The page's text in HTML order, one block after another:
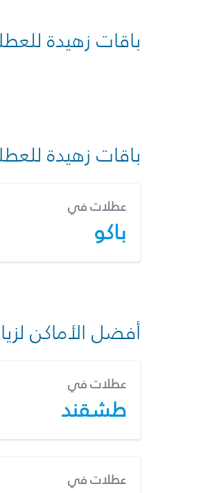
باقات زهيدة
باقات زهيدة
عطلات في
باكو
أفضل الأماكن
عطلات في
طشقند
عطلات في